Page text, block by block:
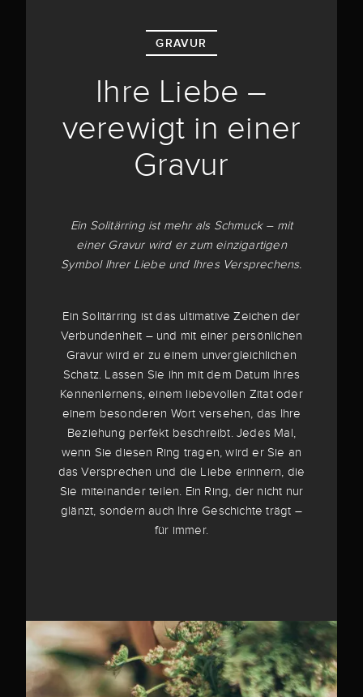
GRAVUR
Ihre Liebe –
verewigt in einer
Gravur
Ein Solitärring ist mehr als Schmuck – mit
einer Gravur wird er zum einzigartigen
Symbol Ihrer Liebe und Ihres Versprechens.
Ein Solitärring ist das ultimative Zeichen der
Verbundenheit – und mit einer persönlichen
Gravur wird er zu einem unvergleichlichen
Schatz. Lassen Sie ihn mit dem Datum Ihres
Kennenlernens, einem liebevollen Zitat oder
einem besonderen Wort versehen, das Ihre
Beziehung perfekt beschreibt. Jedes Mal,
wenn Sie diesen Ring tragen, wird er Sie an
das Versprechen und die Liebe erinnern, die
Sie miteinander teilen. Ein Ring, der nicht nur
glänzt, sondern auch Ihre Geschichte trägt –
für immer.